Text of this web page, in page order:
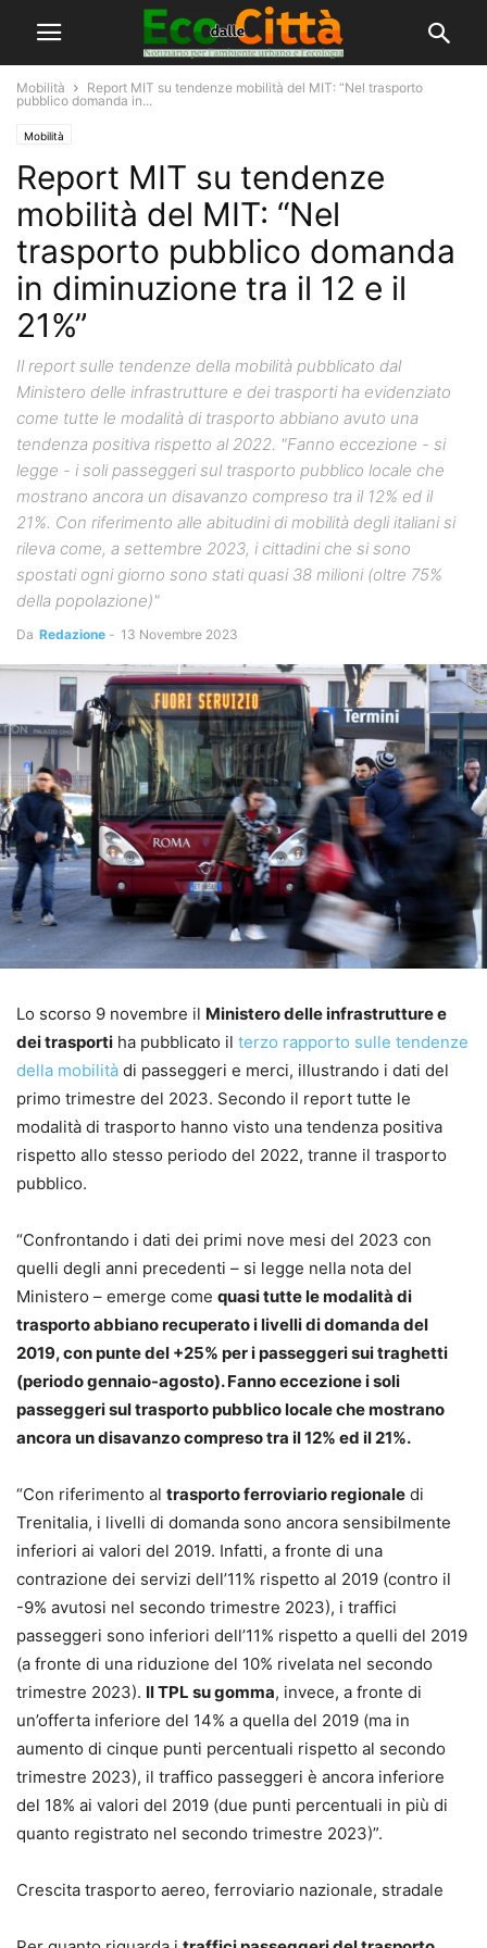
Mobilità
Report MIT su tendenze mobilità del MIT: “Nel trasporto
pubblico domanda in...
Mobilità
Report MIT su tendenze
mobilità del MIT: “Nel
trasporto pubblico domanda
in diminuzione tra il 12 e il
21%”
Il report sulle tendenze della mobilità pubblicato dal
Ministero delle infrastrutture e dei trasporti ha evidenziato
come tutte le modalità di trasporto abbiano avuto una
tendenza positiva rispetto al 2022. "Fanno eccezione - si
legge - i soli passeggeri sul trasporto pubblico locale che
mostrano ancora un disavanzo compreso tra il 12% ed il
21%. Con riferimento alle abitudini di mobilità degli italiani si
rileva come, a settembre 2023, i cittadini che si sono
spostati ogni giorno sono stati quasi 38 milioni (oltre 75%
della popolazione)"
Da Redazione - 13 Novembre 2023
Lo scorso 9 novembre il Ministero delle infrastrutture e
dei trasporti ha pubblicato il terzo rapporto sulle tendenze
della mobilità di passeggeri e merci, illustrando i dati del
primo trimestre del 2023. Secondo il report tutte le
modalità di trasporto hanno visto una tendenza positiva
rispetto allo stesso periodo del 2022, tranne il trasporto
pubblico.
“Confrontando i dati dei primi nove mesi del 2023 con
quelli degli anni precedenti – si legge nella nota del
Ministero – emerge come quasi tutte le modalità di
trasporto abbiano recuperato i livelli di domanda del
2019, con punte del +25% per i passeggeri sui traghetti
(periodo gennaio-agosto). Fanno eccezione i soli
passeggeri sul trasporto pubblico locale che mostrano
ancora un disavanzo compreso tra il 12% ed il 21%.
“Con riferimento al trasporto ferroviario regionale di
Trenitalia, i livelli di domanda sono ancora sensibilmente
inferiori ai valori del 2019. Infatti, a fronte di una
contrazione dei servizi dell’11% rispetto al 2019 (contro il
-9% avutosi nel secondo trimestre 2023), i traffici
passeggeri sono inferiori dell’11% rispetto a quelli del 2019
(a fronte di una riduzione del 10% rivelata nel secondo
trimestre 2023). Il TPL su gomma, invece, a fronte di
un’offerta inferiore del 14% a quella del 2019 (ma in
aumento di cinque punti percentuali rispetto al secondo
trimestre 2023), il traffico passeggeri è ancora inferiore
del 18% ai valori del 2019 (due punti percentuali in più di
quanto registrato nel secondo trimestre 2023)”.
Crescita trasporto aereo, ferroviario nazionale, stradale